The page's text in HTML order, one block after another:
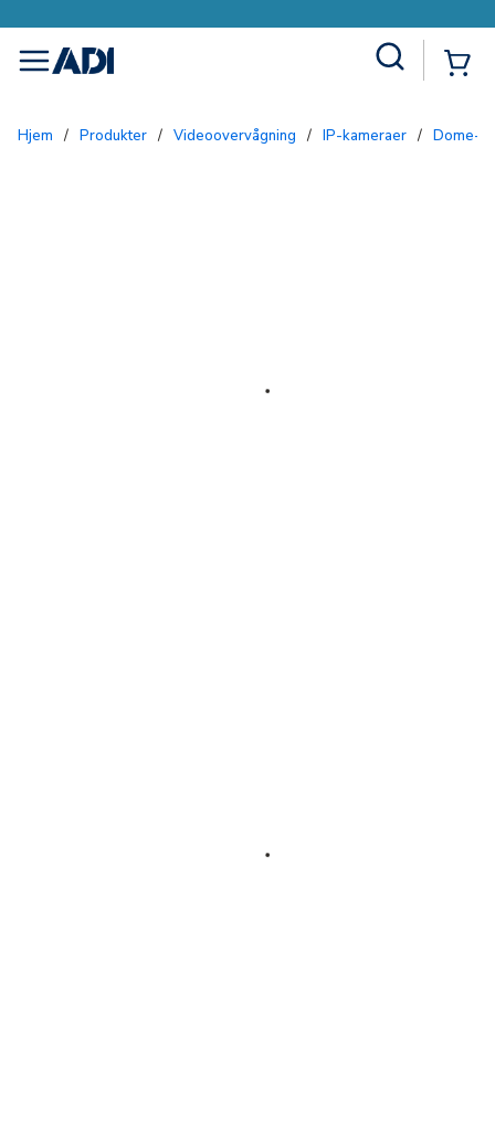
menu
Hjem / Produkter / Videoovervågning / IP-kameraer / Dome-